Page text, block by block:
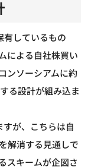
しているもの
による自社株買い
ンソーシアムに約
る設計が組み込ま
が、こちらは自
解消する見通しで
スキームが企図さ